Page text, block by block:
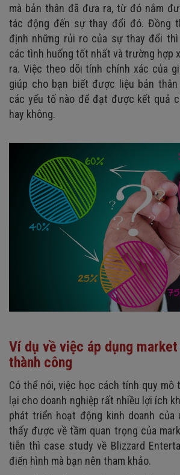
mà bản thân đã đưa ra, từ đó nắm
tác động đến sự thay đổi đó. Đồng
định những rủi ro của sự thay đổi
các tình huống tốt nhất và trường hợp
ra. Việc theo dõi tính chính xác của
giúp cho bạn biết được liệu bản
các yếu tố nào để đạt được kết quả
hay không.
Ví dụ về việc áp dụng
thành công
Có thể nói, việc học cách tính quy mô
lại cho doanh nghiệp rất nhiều lợi ích
phát triển hoạt động kinh doanh của
thấy được về tầm quan trọng của
tiễn thì case study về Blizzard
điển hình mà bạn nên tham khảo.